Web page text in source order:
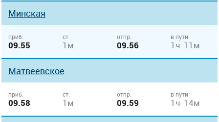
Минская
приб.
09.55
ст.
1м
отпр.
09.56
в пути
1ч 11м
Матвеевское
приб.
09.58
ст.
1м
отпр.
09.59
в пути
1ч 14м